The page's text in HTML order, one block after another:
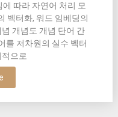
따라 자연어 처리 모
벡터화, 워드 임베딩의
개념도 개념 단어 간
를 저차원의 실수 벡터
으로